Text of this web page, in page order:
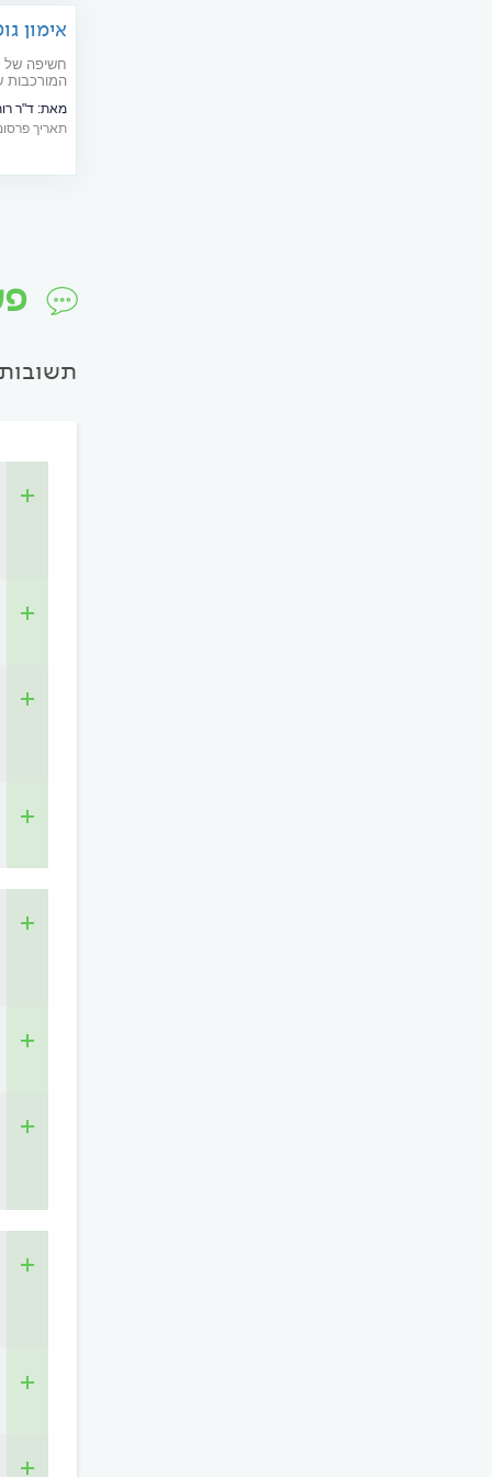
אימון
חשיפה של
המורכבות
מאת: ד"ר
תאריך פרסום: 13/12/